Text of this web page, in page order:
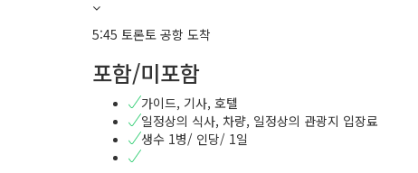
5:45 토론토 공항 도착
포함/미포함
가이드, 기사, 호텔
일정상의 식사, 차량, 일정상의 관광지 입장료
생수 1병/ 인당/ 1일